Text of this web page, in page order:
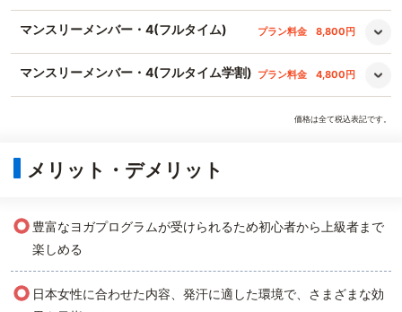
マンスリーメンバー・4(フルタイム) プラン料金 8,800円
マンスリーメンバー・4(フルタイム学割) プラン料金 4,800円
価格は全て税込表記です。
メリット・デメリット
○ 豊富なヨガプログラムが受けられるため初心者から上級者まで
楽しめる
○ 日本女性に合わせた内容、発汗に適した環境で、さまざまな効